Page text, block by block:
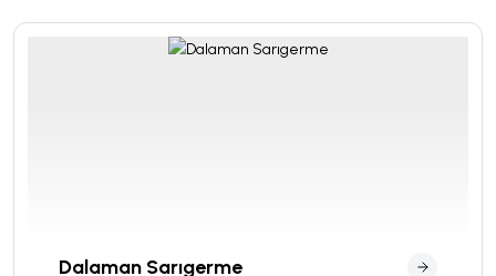
Dalaman Sarıgerme